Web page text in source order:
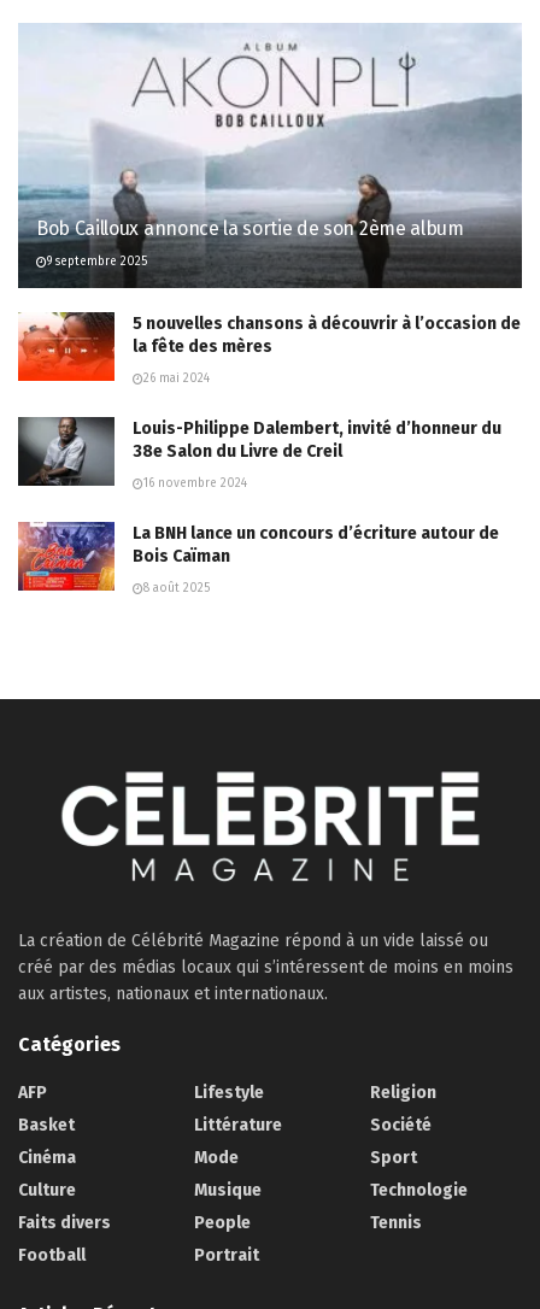
Bob Cailloux annonce la sortie de son 2ème album
9 septembre 2025
5 nouvelles chansons à découvrir à l’occasion de
la fête des mères
26 mai 2024
Louis-Philippe Dalembert, invité d’honneur du
38e Salon du Livre de Creil
16 novembre 2024
La BNH lance un concours d’écriture autour de
Bois Caïman
8 août 2025
La création de Célébrité Magazine répond à un vide laissé ou
créé par des médias locaux qui s’intéressent de moins en moins
aux artistes, nationaux et internationaux.
Catégories
AFP
Basket
Cinéma
Culture
Faits divers
Football
Lifestyle
Littérature
Mode
Musique
People
Portrait
Religion
Société
Sport
Technologie
Tennis